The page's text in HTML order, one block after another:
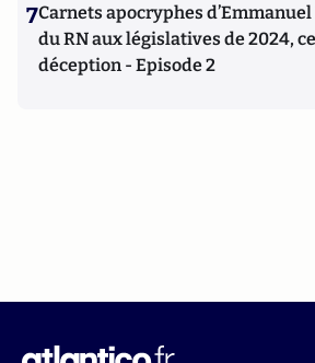
7Carnets apocryphes d’Emmanuel
du RN aux législatives de 2024,
déception - Episode 2